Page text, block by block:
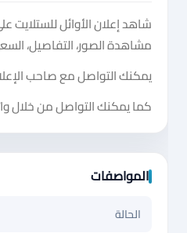
شاهد إعلان الأوائل
مشاهدة الصور، التفاصيل،
يمكنك التواصل مع صاحب
كما يمكنك التواصل من خلال
المواصفات
الحالة